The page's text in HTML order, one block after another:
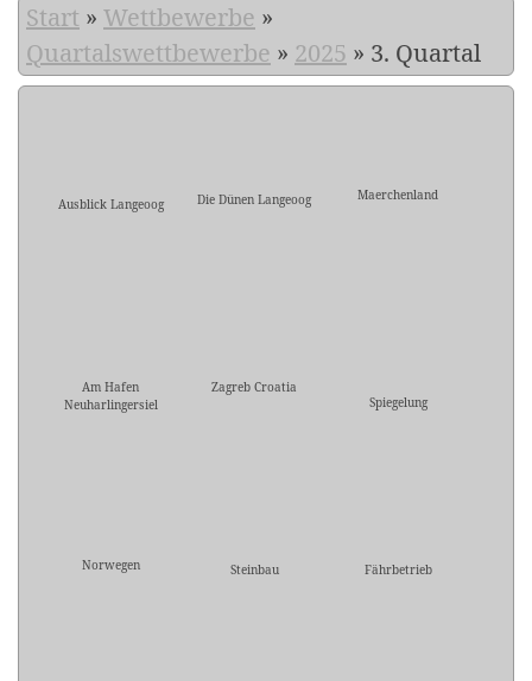
Start » Wettbewerbe »
Quartalswettbewerbe » 2025 » 3. Quartal
Ausblick Langeoog Die Dünen Langeoog Maerchenland
Am Hafen
Neuharlingersiel
Zagreb Croatia
Spiegelung
Norwegen Steinbau Fährbetrieb